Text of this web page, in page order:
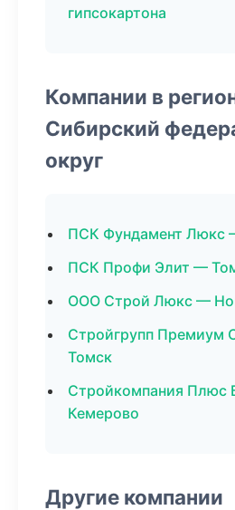
гипсокартона
Компании в
Сибирский
округ
ПСК Фундамент Люкс
ПСК Профи Элит —
ООО Строй Люкс —
Стройгрупп Премиум
Томск
Стройкомпания Плюс
Кемерово
Другие компании